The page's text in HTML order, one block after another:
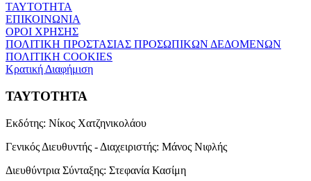
ΤΑΥΤΟΤΗΤΑ
ΕΠΙΚΟΙΝΩΝΙΑ
ΟΡΟΙ ΧΡΗΣΗΣ
ΠΟΛΙΤΙΚΗ ΠΡΟΣΤΑΣΙΑΣ ΠΡΟΣΩΠΙΚΩΝ ΔΕΔΟΜΕΝΩΝ
ΠΟΛΙΤΙΚΗ COOKIES
Κρατική Διαφήμιση
ΤΑΥΤΟΤΗΤΑ
Εκδότης: Νίκος Χατζηνικολάου
Γενικός Διευθυντής - Διαχειριστής: Μάνος Νιφλής
Διευθύντρια Σύνταξης: Στεφανία Κασίμη